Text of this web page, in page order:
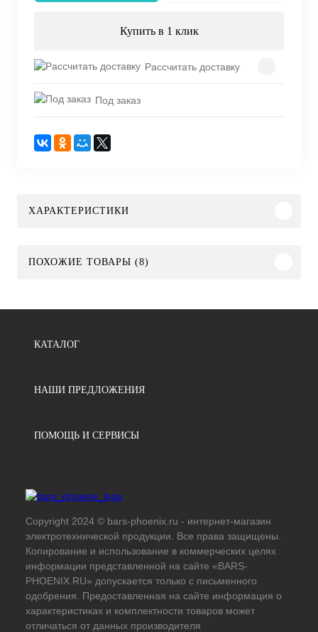
Купить в 1 клик
Рассчитать доставку
Под заказ
ХАРАКТЕРИСТИКИ
ПОХОЖИЕ ТОВАРЫ (8)
КАТАЛОГ
НАШИ ПРЕДЛОЖЕНИЯ
ПОМОЩЬ И СЕРВИСЫ
Copyright 2024 © bars-phoenix.ru - интернет-магазин
электротехнической продукции. Все права защищены.
Копирование и использование в коммерческих целях
информации представленной на сайте «BARS-
PHOENIX.RU» допускается только с письменного
одобрения. Предоставленная на сайте информация о
характеристиках и комплектности товаров может
отличаться от данных производителя